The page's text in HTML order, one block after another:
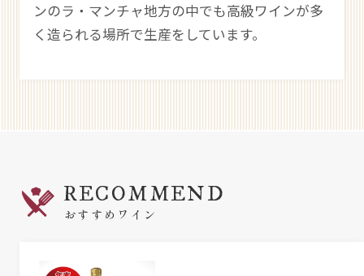
ンのラ・マンチャ地方の中でも高級ワインが多
く造られる場所で生産をしています。
RECOMMEND
おすすめワイン